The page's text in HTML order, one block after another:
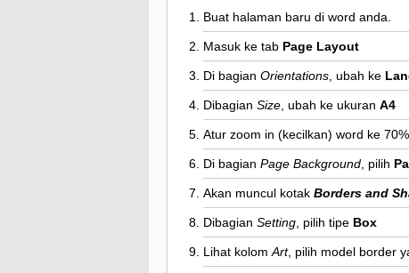
Buat halaman baru di word anda.
Masuk ke tab Page Layout
Di bagian Orientations , ubah ke
Dibagian Size , ubah ke ukuran A4
Atur zoom in (kecilkan) word ke
Di bagian Page Background , pilih
Akan muncul kotak Borders and
Dibagian Setting , pilih tipe Box
Lihat kolom Art, pilih model border